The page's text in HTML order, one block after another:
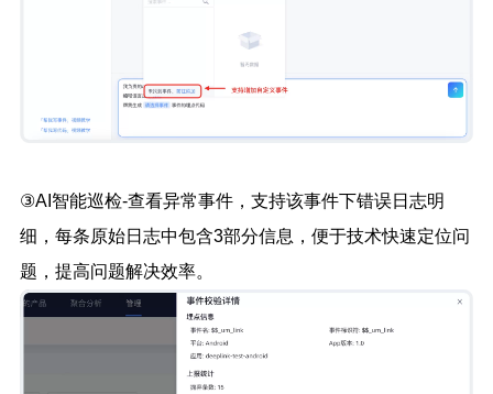
③AI智能巡检-查看异常事件，支持该事件下错误日志明
细，每条原始日志中包含3部分信息，便于技术快速定位问
题，提高问题解决效率。